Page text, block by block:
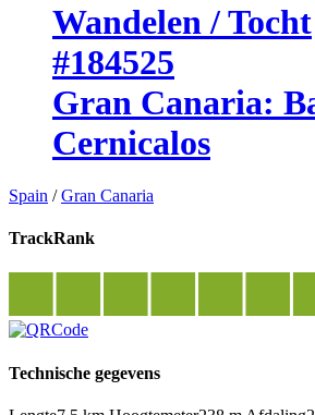
Wandelen / Tocht
#184525
Gran Canaria:
Cernicalos
Spain /Gran Canaria
TrackRank
Technische gegevens